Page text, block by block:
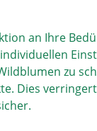
an Ihre
zu
Dies